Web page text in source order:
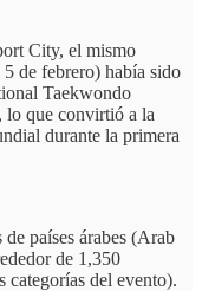
City, el mismo
de febrero) había sido
Taekwondo
que convirtió a la
durante la primera
países árabes (Arab
de 1,350
categorías del evento).